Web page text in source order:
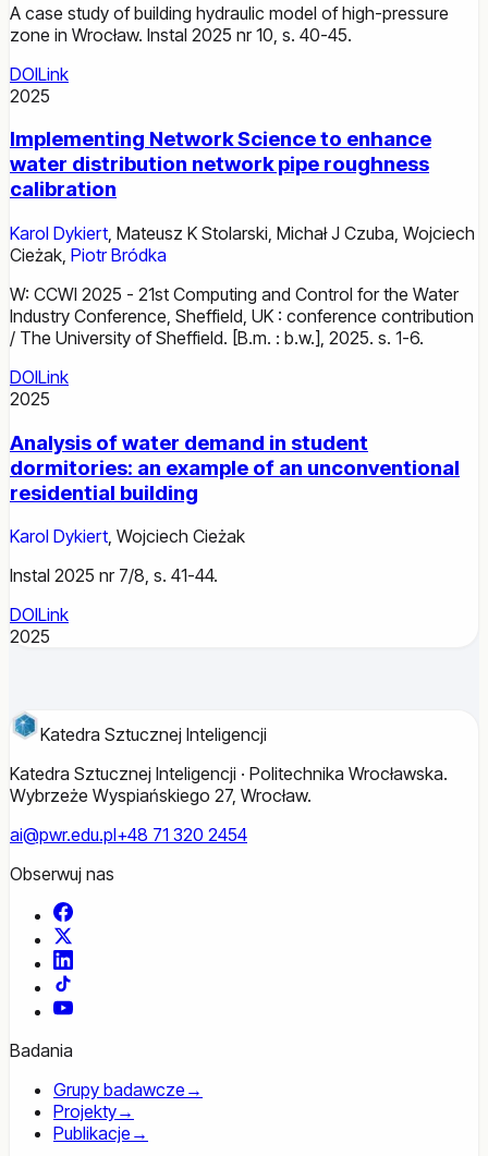
A case study of building hydraulic model of high-pressure
zone in Wrocław. Instal 2025 nr 10, s. 40-45.
DOILink
2025
Implementing Network Science to enhance
water distribution network pipe roughness
calibration
Karol Dykiert, Mateusz K Stolarski, Michał J Czuba, Wojciech
Cieżak, Piotr Bródka
W: CCWI 2025 - 21st Computing and Control for the Water
Industry Conference, Sheffield, UK : conference contribution
/ The University of Sheffield. [B.m. : b.w.], 2025. s. 1-6.
DOILink
2025
Analysis of water demand in student
dormitories: an example of an unconventional
residential building
Karol Dykiert, Wojciech Cieżak
Instal 2025 nr 7/8, s. 41-44.
DOILink
2025
Katedra Sztucznej Inteligencji
Katedra Sztucznej Inteligencji · Politechnika Wrocławska.
Wybrzeże Wyspiańskiego 27, Wrocław.
ai@pwr.edu.pl+48 71 320 2454
Obserwuj nas
Facebook
YouTube
Badania
Grupy badawcze →
Projekty→
Publikacje →